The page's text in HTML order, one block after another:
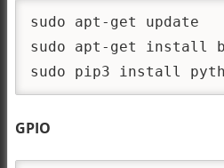
sudo apt-get update
sudo apt-get install
sudo pip3 install
GPIO